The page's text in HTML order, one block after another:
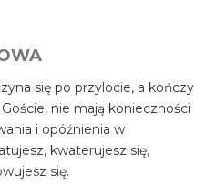
się po przylocie, a kończy
nie mają konieczności
i opóźnienia w
kwaterujesz się,
się.